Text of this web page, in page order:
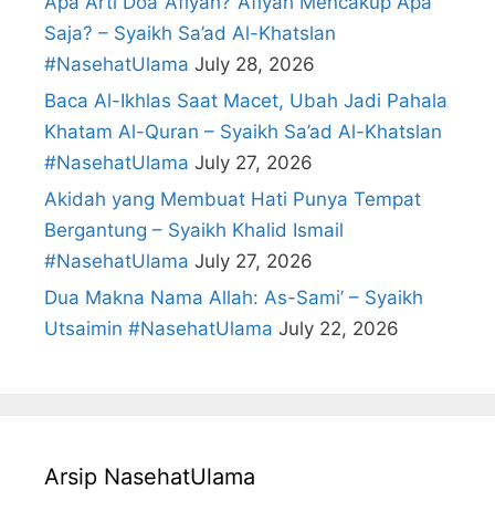
Saja? – Syaikh Sa’ad Al-Khatslan
#NasehatUlama July 28, 2026
Baca Al-Ikhlas Saat Macet, Ubah Jadi Pahala
Khatam Al-Quran – Syaikh Sa’ad Al-Khatslan
#NasehatUlama July 27, 2026
Akidah yang Membuat Hati Punya Tempat
Bergantung – Syaikh Khalid Ismail
#NasehatUlama July 27, 2026
Dua Makna Nama Allah: As-Sami’ – Syaikh
Utsaimin #NasehatUlama July 22, 2026
Arsip NasehatUlama